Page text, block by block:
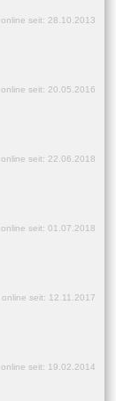
online seit: 28.10.2013
online seit: 20.05.2016
online seit: 22.06.2018
online seit: 01.07.2018
online seit: 12.11.2017
online seit: 19.02.2014